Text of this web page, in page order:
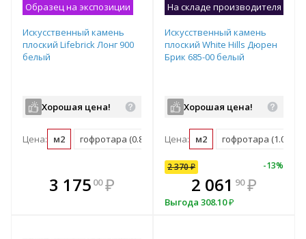
Образец на экспозиции
Искусственный камень
плоский Lifebrick Лонг 900
белый
Хорошая цена!
Цена: м2 гофротара (0.82 м2)
3 175 00 ₽
В комплекте
всегда выгоднее!
На складе производителя
Искусственный камень
плоский White Hills Дюрен
Брик 685-00 белый
Хорошая цена!
Цена: м2 гофротара (1.014
2 13300
2 370₽ -13%
2 061 90 ₽
Выгода 308.10₽